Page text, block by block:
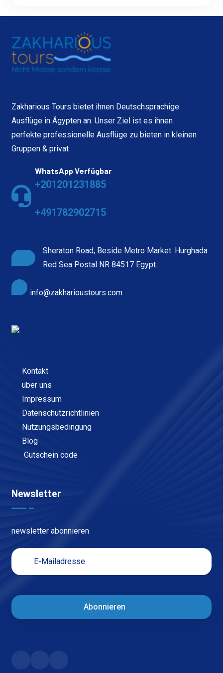
Zakharious Tours bietet ihnen Deutschsprachige
Ausflüge in Ägypten an. Unser Ziel ist es ihnen
perfekte professionelle Ausflüge zu bieten in kleinen
Gruppen & privat
WhatsApp Verfügbar
+201201231885
+491782902715
Sheraton Road, Beside Metro Market. Hurghada
Red Sea Postal NR 84517 Egypt.
info@zakharioustours.com
Kontakt
über uns
Impressum
Datenschutzrichtlinien
Nutzungsbedingung
Blog
Gutschein code
Newsletter
newsletter abonnieren
Abonnieren